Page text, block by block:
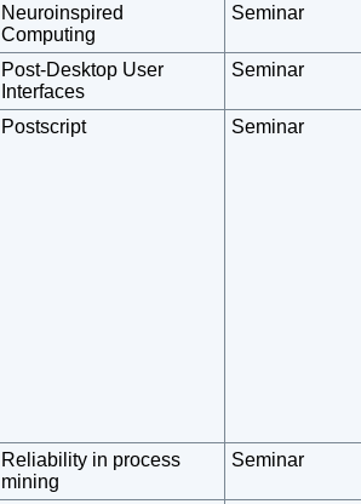
Neuroinspired
Computing
Seminar
Post-Desktop User
Interfaces
Seminar
Postscript Seminar
Reliability in process
mining
Seminar